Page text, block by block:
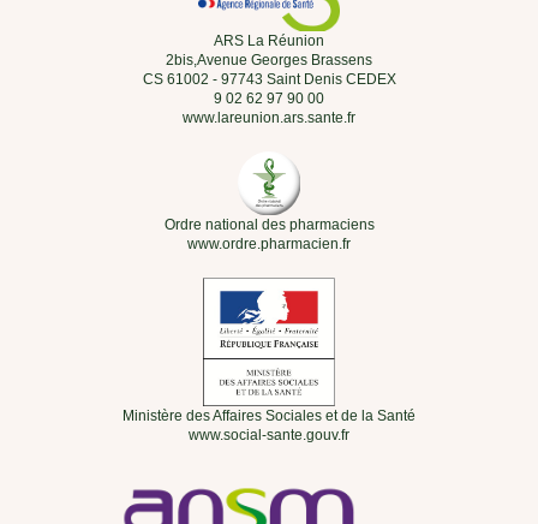
ARS La Réunion
2bis,Avenue Georges Brassens
CS 61002 - 97743 Saint Denis CEDEX
9 02 62 97 90 00
www.lareunion.ars.sante.fr
Ordre national des pharmaciens
www.ordre.pharmacien.fr
Ministère des Affaires Sociales et de la Santé
www.social-sante.gouv.fr